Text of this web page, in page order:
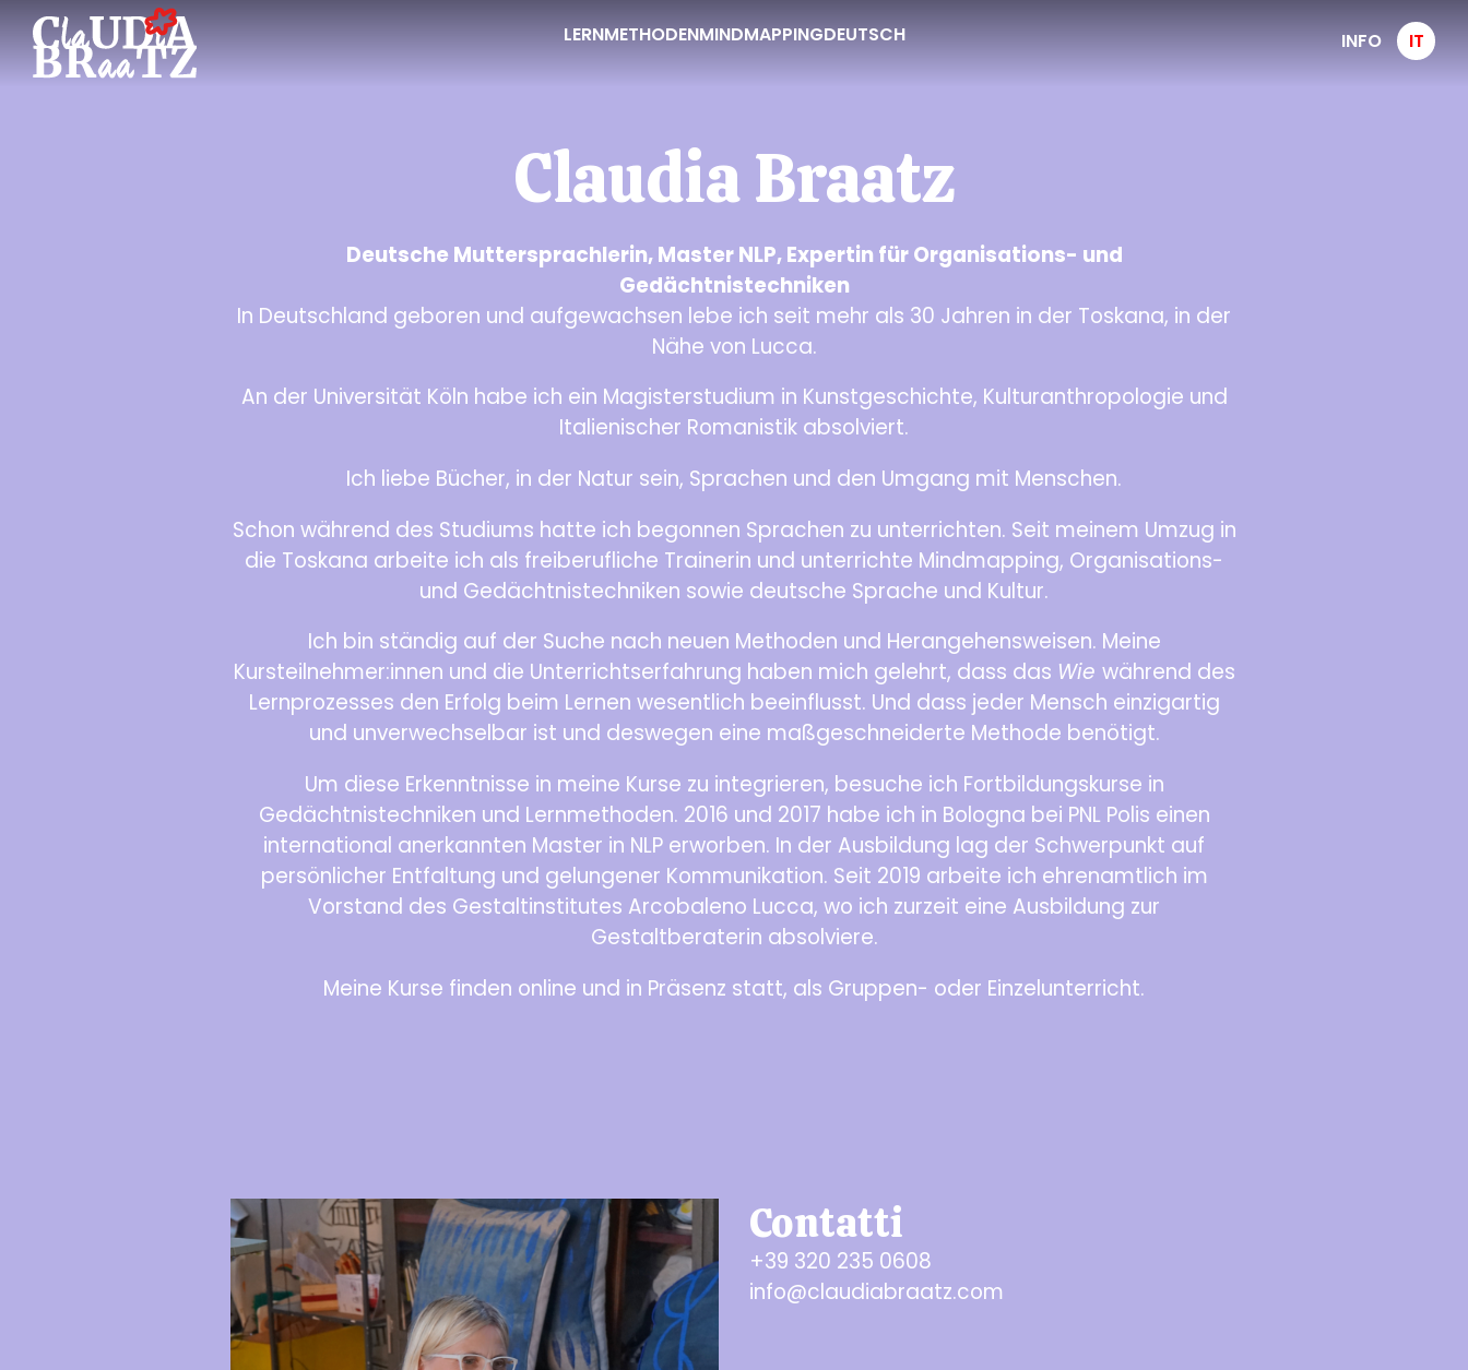
LERNMETHODENMINDMAPPINGDEUTSCH INFO IT
Claudia Braatz
Deutsche Muttersprachlerin, Master NLP, Expertin für Organisations- und
Gedächtnistechniken
In Deutschland geboren und aufgewachsen lebe ich seit mehr als 30 Jahren in der Toskana, in der
Nähe von Lucca.
An der Universität Köln habe ich ein Magisterstudium in Kunstgeschichte, Kulturanthropologie und
Italienischer Romanistik absolviert.
Ich liebe Bücher, in der Natur sein, Sprachen und den Umgang mit Menschen.
Schon während des Studiums hatte ich begonnen Sprachen zu unterrichten. Seit meinem Umzug in
die Toskana arbeite ich als freiberufliche Trainerin und unterrichte Mindmapping, Organisations-
und Gedächtnistechniken sowie deutsche Sprache und Kultur.
Ich bin ständig auf der Suche nach neuen Methoden und Herangehensweisen. Meine
Kursteilnehmer:innen und die Unterrichtserfahrung haben mich gelehrt, dass das Wie während des
Lernprozesses den Erfolg beim Lernen wesentlich beeinflusst. Und dass jeder Mensch einzigartig
und unverwechselbar ist und deswegen eine maßgeschneiderte Methode benötigt.
Um diese Erkenntnisse in meine Kurse zu integrieren, besuche ich Fortbildungskurse in
Gedächtnistechniken und Lernmethoden. 2016 und 2017 habe ich in Bologna bei PNL Polis einen
international anerkannten Master in NLP erworben. In der Ausbildung lag der Schwerpunkt auf
persönlicher Entfaltung und gelungener Kommunikation. Seit 2019 arbeite ich ehrenamtlich im
Vorstand des Gestaltinstitutes Arcobaleno Lucca, wo ich zurzeit eine Ausbildung zur
Gestaltberaterin absolviere.
Meine Kurse finden online und in Präsenz statt, als Gruppen- oder Einzelunterricht.
Contatti
+39 320 235 0608
info@claudiabraatz.com